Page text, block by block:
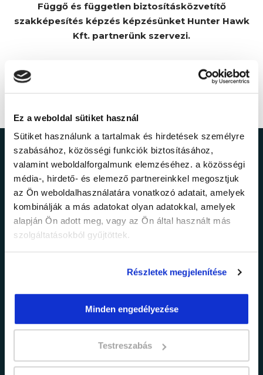
Ez a weboldal sütiket használ
Sütiket használunk a tartalmak és hirdetések személyre
szabásához, közösségi funkciók biztosításához,
valamint weboldalforgalmunk elemzéséhez. a közösségi
média-, hirdető- és elemező partnereinkkel megosztjuk
az Ön weboldalhasználatára vonatkozó adatait, amelyek
kombinálják a más adatokat olyan adatokkal, amelyek
alapján Ön adott meg, vagy az Ön által használt más
szolgáltatásokból gyűjtöttek.
Részletek megjelenítése
Minden engedélyezése
Testreszabás
Függő és független biztosításközvetítő
szakképesítés képzés képzésünket Hunter Hawk
Kft. partnerünk szervezi.
Ne maradj le a
legfrissebb
információkról!
Értesülj elsőként legújabb tanfolyamainkról,